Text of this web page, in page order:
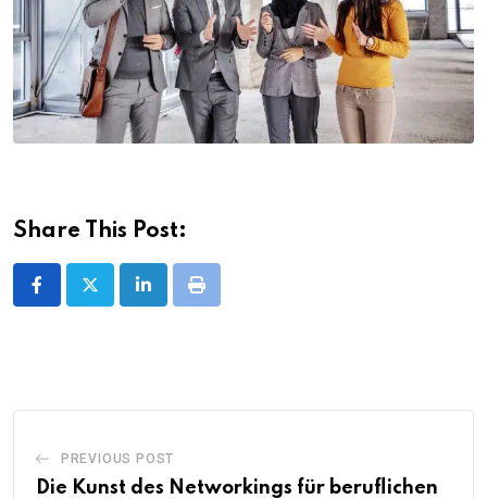
Share This Post:
LinkedInPrint
PREVIOUS POST
Die Kunst des Networkings für beruflichen